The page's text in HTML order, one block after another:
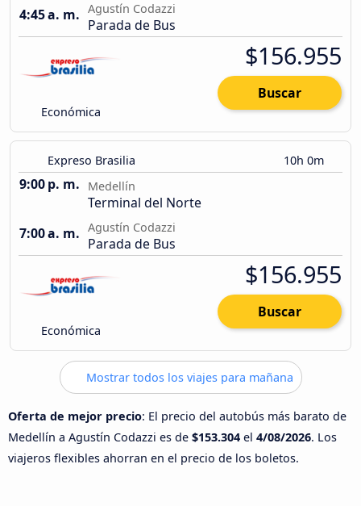
4:45 a. m. Agustín Codazzi
Parada de Bus
Económica
$156.955
Buscar
Expreso Brasilia 10h 0m
9:00 p. m. Medellín
Terminal del Norte
7:00 a. m. Agustín Codazzi
Parada de Bus
Económica
$156.955
Buscar
Mostrar todos los viajes para mañana
Oferta de mejor precio: El precio del autobús más barato de
Medellín a Agustín Codazzi es de $153.304 el 4/08/2026. Los
viajeros flexibles ahorran en el precio de los boletos.